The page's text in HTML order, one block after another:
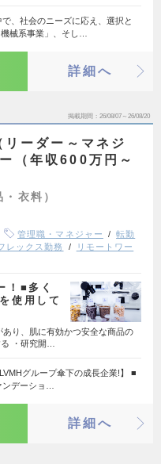
、社会のニーズに応え、選択と
械系事業」、そし…
詳細へ
掲載期間 26/08/07～26/08/20
リーダー～マネジ
（年収600万円～
衣料）
管理職・マネジャー
転勤
レックス勤務
リモートワー
！■多く
使用して
あり、肌に有効かつ安全な商品の
る ・研究開…
グループ傘下の成長企業!】 ■
ンデーショ…
詳細へ